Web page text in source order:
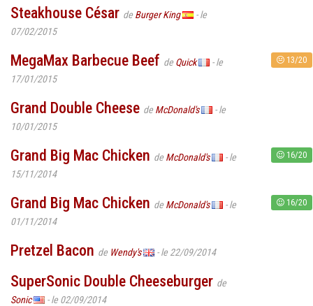
Steakhouse César de Burger King
- le
07/02/2015
MegaMax Barbecue Beef de Quick
- le
17/01/2015
13/20
Grand Double Cheese de McDonald's
- le
10/01/2015
Grand Big Mac Chicken de McDonald's
- le
15/11/2014
16/20
Grand Big Mac Chicken de McDonald's
- le
01/11/2014
16/20
Pretzel Bacon de Wendy's - le 22/09/2014
SuperSonic Double Cheeseburger de
Sonic
- le 02/09/2014